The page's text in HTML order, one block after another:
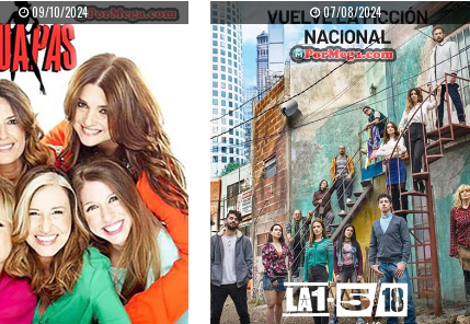
PUBLISHED DATE:
09/10/2024 PUBLISHED DATE:
07/08/2024